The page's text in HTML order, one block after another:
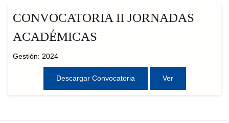
CONVOCATORIA II JORNADAS
ACADÉMICAS
Gestión: 2024
Descargar Convocatoria Ver